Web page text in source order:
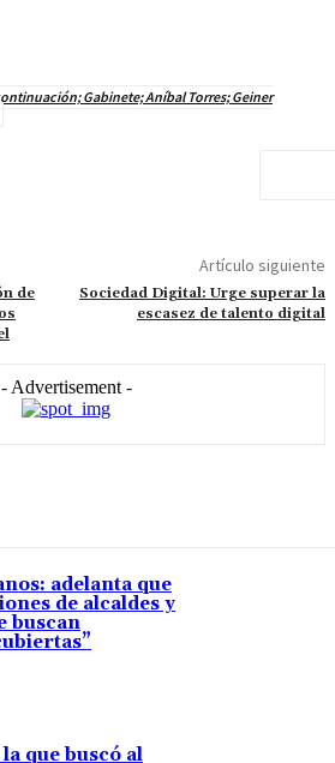
Gabinete; Aníbal Torres; Geiner
de
Artículo siguiente
Sociedad Digital: Urge superar la
escasez de talento digital
- Advertisement -
adelanta que
de alcaldes y
buscan
que buscó al